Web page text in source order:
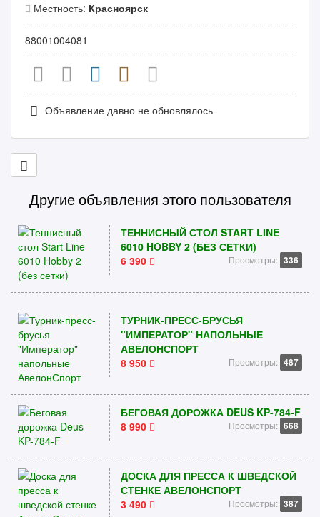
Местность: Красноярск
88001004081
Объявление давно не обновлялось
Другие объявления этого пользователя
ТЕННИСНЫЙ СТОЛ START LINE
6010 HOBBY 2 (БЕЗ СЕТКИ)
6 390
Просмотры: 336
ТУРНИК-ПРЕСС-БРУСЬЯ
"ИМПЕРАТОР" НАПОЛЬНЫЕ
АВЕЛОНСПОРТ
8 950
Просмотры: 487
БЕГОВАЯ ДОРОЖКА DEUS KP-784-F
8 990
Просмотры: 668
ДОСКА ДЛЯ ПРЕССА К ШВЕДСКОЙ
СТЕНКЕ АВЕЛОНСПОРТ
3 490
Просмотры: 387